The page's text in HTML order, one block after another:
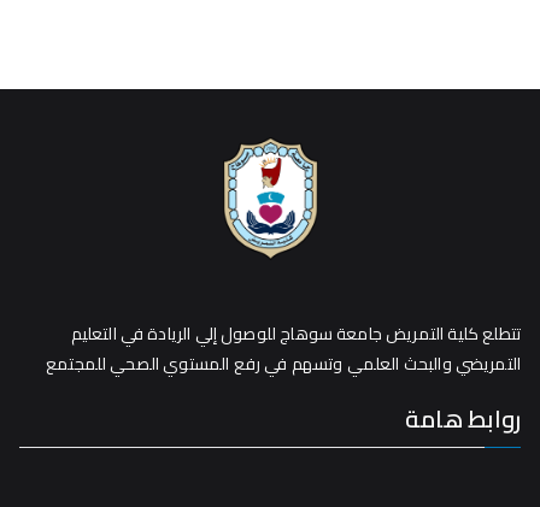
تتطلع كلية التمريض جامعة سوهاج للوصول إلي الريادة في التعليم
التمريضي والبحث العلمي وتسهم في رفع المستوي الصحي للمجتمع
روابط هامة